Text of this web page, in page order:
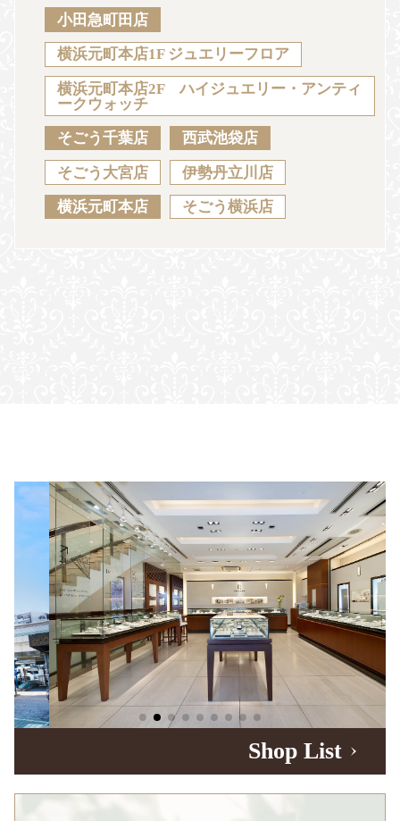
News Blog
Sustainability Voice Catalog
JA EN CH KO
小田急町田店
横浜元町本店1F ジュエリーフロア
横浜元町本店2F ハイジュエリー・アンティ
ークウォッチ
そごう千葉店 西武池袋店
そごう大宮店 伊勢丹立川店
横浜元町本店 そごう横浜店
Shop List